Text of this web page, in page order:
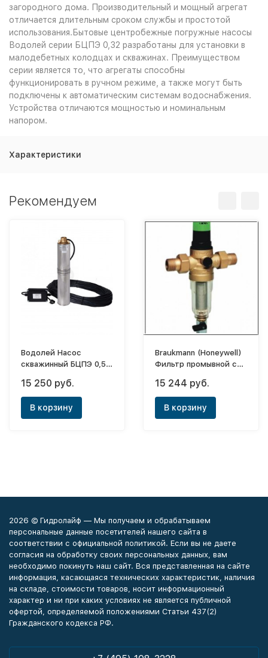
загородного дома. Производительный и мощный агрегат
отличается длительным сроком службы и простотой
использования.Бытовые центробежные погружные насосы
Водолей серии БЦПЭ 0,32 разработаны для установки в
малодебетных колодцах и скважинах. Преимуществом
серии является то, что агрегаты способны
функционировать в ручном режиме, а также могут быть
подключены к автоматическим системам водоснабжения.
Устройства отличаются мощностью и номинальным
напором.
Характеристики
Рекомендуем
Водолей Насос
скважинный БЦПЭ 0,5-
15 250 руб.
В корзину
Braukmann (Honeywell)
Фильтр промывной с
(100мк)
15 244 руб.
В корзину
2026 © Гидролайф — Мы получаем и обрабатываем
персональные данные посетителей нашего сайта в
соответствии с официальной политикой. Если вы не даете
согласия на обработку своих персональных данных, вам
необходимо покинуть наш сайт. Вся представленная на сайте
информация, касающаяся технических характеристик, наличия
на складе, стоимости товаров, носит информационный
характер и ни при каких условиях не является публичной
офертой, определяемой положениями Статьи 437(2)
Гражданского кодекса РФ.